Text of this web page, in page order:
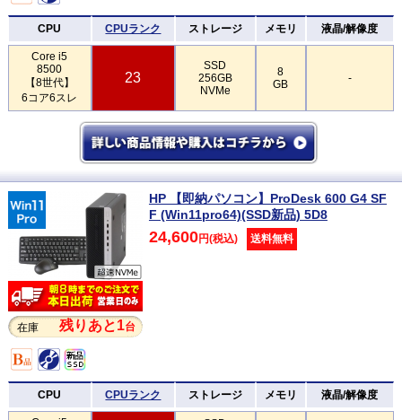
CPU CPUランク ストレージ メモリ 液晶/解像度
Core i5
8500
【8世代】
6コア6スレ
23
SSD
256GB
NVMe
8
GB
-
在庫 残りあと1台
HP 【即納パソコン】ProDesk 600 G4 SF
F (Win11pro64)(SSD新品) 5D8
24,600円(税込) 送料無料
CPU CPUランク ストレージ メモリ 液晶/解像度